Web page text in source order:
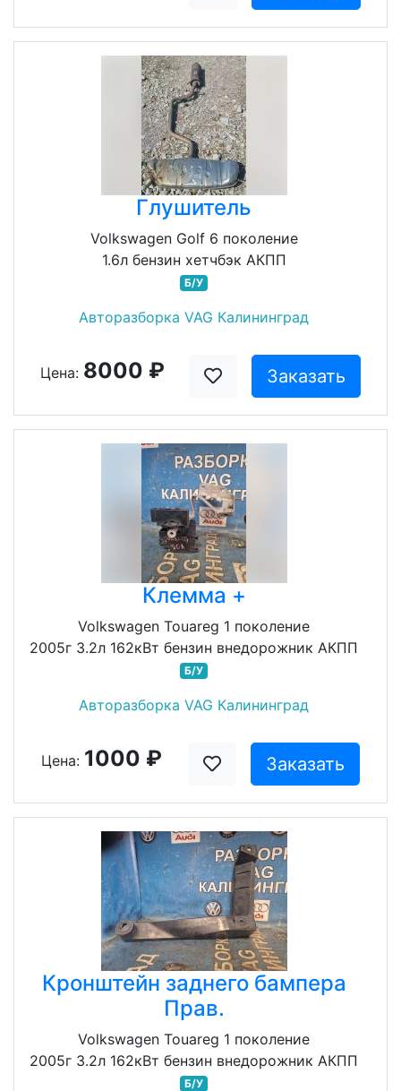
Глушитель
Volkswagen Golf 6 поколение
1.6л бензин хетчбэк АКПП
Б/У
Авторазборка VAG Калининград
Цена: 8000 ₽ Заказать
Клемма +
Volkswagen Touareg 1 поколение
2005г 3.2л 162кВт бензин внедорожник АКПП
Б/У
Авторазборка VAG Калининград
Цена: 1000 ₽ Заказать
Кронштейн заднего бампера
Прав.
Volkswagen Touareg 1 поколение
2005г 3.2л 162кВт бензин внедорожник АКПП
Б/У